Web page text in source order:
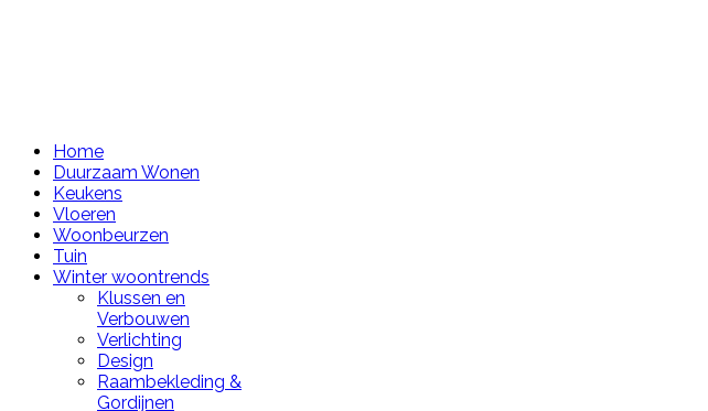
Home
Duurzaam Wonen
Keukens
Vloeren
Woonbeurzen
Tuin
Winter woontrends
Klussen en
Verbouwen
Verlichting
Design
Raambekleding &
Gordijnen